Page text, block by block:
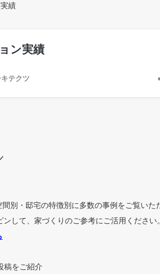
績
別・邸宅の特徴別に多数の事例をご覧いた
して、家づくりのご参考にご活用ください。
稿をご紹介